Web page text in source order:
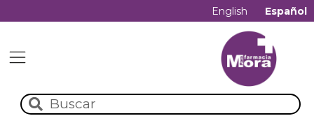
English Español